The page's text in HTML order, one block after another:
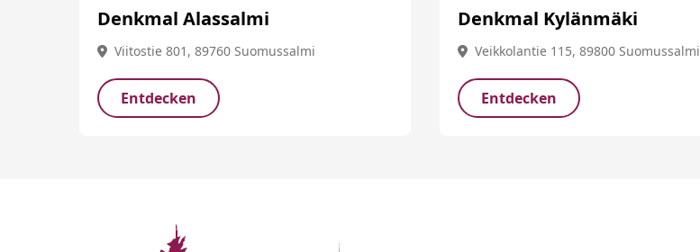
Denkmal Alassalmi
Viitostie 801, 89760 Suomussalmi
Entdecken
Denkmal Kylänmäki
Veikkolantie 115, 89800 Suomussalmi
Entdecken